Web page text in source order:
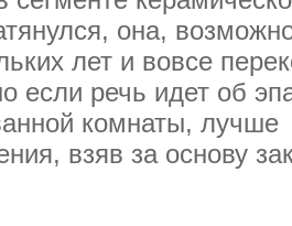
она,
лет и вовсе
если речь идет об
комнаты, лучше
взяв за основу